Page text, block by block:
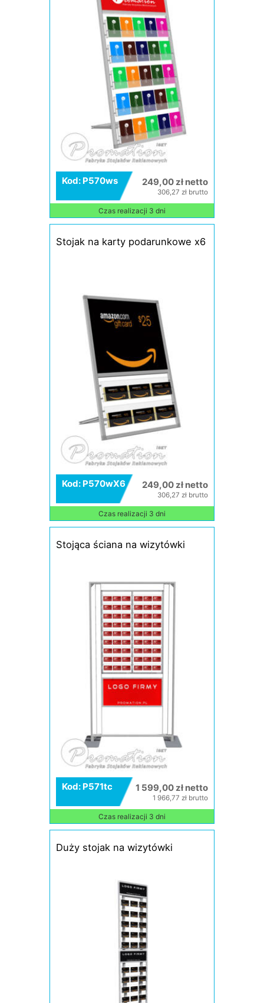
Kod: P570ws 249,00 zł netto
306,27 zł brutto
Czas realizacji 3 dni
Stojak na karty podarunkowe x6
Kod: P570wX6 249,00 zł netto
306,27 zł brutto
Czas realizacji 3 dni
Stojąca ściana na wizytówki
Kod: P571tc 1 599,00 zł netto
1 966,77 zł brutto
Czas realizacji 3 dni
Duży stojak na wizytówki